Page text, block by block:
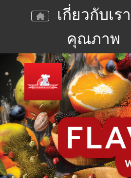
เกี่ยวกับเรา
คุณภาพ